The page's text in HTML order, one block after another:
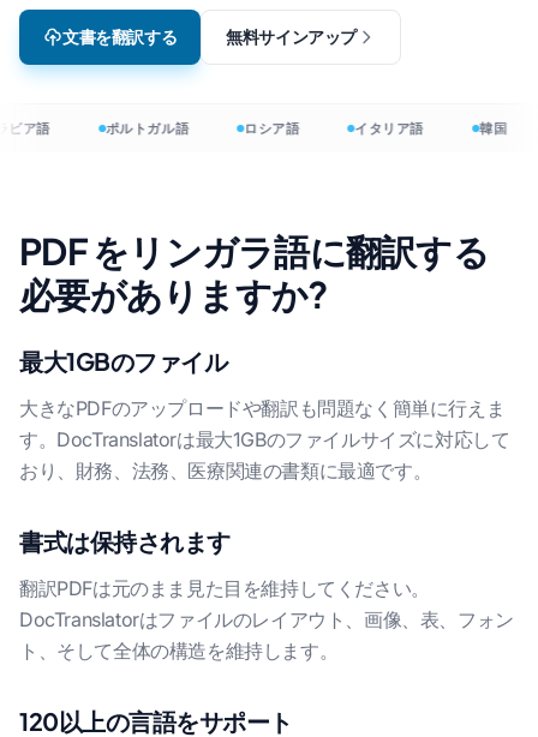
文書を翻訳する 無料サインアップ
ビア語 ポルトガル語 ロシア語 イタリア語 韓国
PDF をリンガラ語に翻訳する
必要がありますか?
最大1GBのファイル
大きなPDFのアップロードや翻訳も問題なく簡単に行えま
す。DocTranslatorは最大1GBのファイルサイズに対応して
おり、財務、法務、医療関連の書類に最適です。
書式は保持されます
翻訳PDFは元のまま見た目を維持してください。
DocTranslatorはファイルのレイアウト、画像、表、フォン
ト、そして全体の構造を維持します。
120以上の言語をサポート